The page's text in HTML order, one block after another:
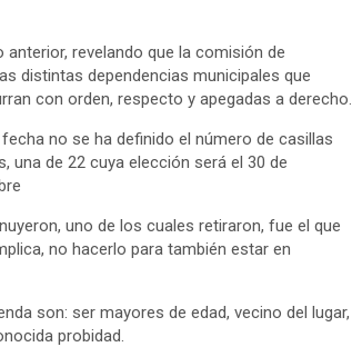
revelando que la comisión de
distintas dependencias municipales que
con orden, respecto y apegadas a derecho.
no se ha definido el número de casillas
una de 22 cuya elección será el 30 de
uno de los cuales retiraron, fue el que
no hacerlo para también estar en
son: ser mayores de edad, vecino del lugar,
probidad.